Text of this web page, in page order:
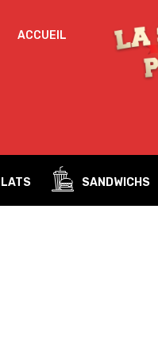
ACCUEIL
Un mot de passe
SANDWICHS